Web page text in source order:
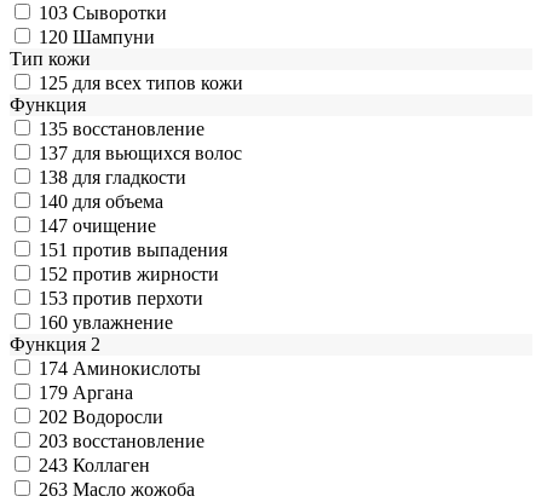
103 Сыворотки
120 Шампуни
Тип кожи
125 для всех типов кожи
Функция
135 восстановление
137 для вьющихся волос
138 для гладкости
140 для объема
147 очищение
151 против выпадения
152 против жирности
153 против перхоти
160 увлажнение
Функция 2
174 Аминокислоты
179 Аргана
202 Водоросли
203 восстановление
243 Коллаген
263 Масло жожоба